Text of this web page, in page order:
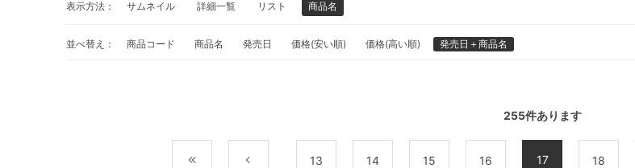
表示方法： サムネイル 詳細一覧 リスト 商品名
並べ替え： 商品コード 商品名 発売日 価格(安い順) 価格(高い順) 発売日＋商品名
255件あります
13 14 15 16 17 18